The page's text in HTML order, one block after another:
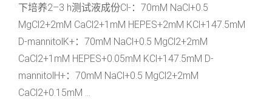
下培养2–3 h测试液成份Cl-：70mM NaCl+0.5
MgCl2+2mM CaCl2+1mM HEPES+2mM KCl+147.5mM
D-mannitolK+：70mM NaCl+0.5 MgCl2+2mM
CaCl2+1mM HEPES+0.05mM KCl+147.5mM D-
mannitolH+：70mM NaCl+0.5 MgCl2+2mM
CaCl2+0.15mM ...